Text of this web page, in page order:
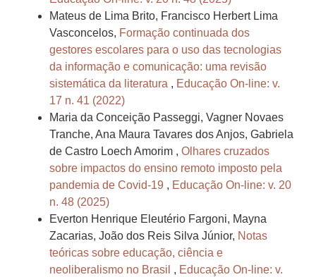
Mateus de Lima Brito, Francisco Herbert Lima
Vasconcelos, Formação continuada dos
gestores escolares para o uso das tecnologias
da informação e comunicação: uma revisão
sistemática da literatura , Educação On-line: v.
17 n. 41 (2022)
Maria da Conceição Passeggi, Vagner Novaes
Tranche, Ana Maura Tavares dos Anjos, Gabriela
de Castro Loech Amorim , Olhares cruzados
sobre impactos do ensino remoto imposto pela
pandemia de Covid-19 , Educação On-line: v. 20
n. 48 (2025)
Everton Henrique Eleutério Fargoni, Mayna
Zacarias, João dos Reis Silva Júnior, Notas
teóricas sobre educação, ciência e
neoliberalismo no Brasil , Educação On-line: v.